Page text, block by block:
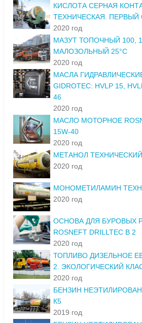
КИСЛОТА СЕРНАЯ
ТЕХНИЧЕСКАЯ. ПЕРВЫЙ
2020 год
МАЗУТ ТОПОЧНЫЙ 100,
МАЛОЗОЛЬНЫЙ 25°С
2020 год
МАСЛА
GIDROTEC: HVLP 15,
46
2020 год
МАСЛО МОТОРНОЕ
15W-40
2020 год
МЕТАНОЛ
2020 год
МОНОМЕТИЛАМИН
2020 год
ОСНОВА ДЛЯ БУРОВЫХ
ROSNEFT DRILLTEC B 2
2020 год
ТОПЛИВО ДИЗЕЛЬНОЕ
2. ЭКОЛОГИЧЕСКИЙ
2020 год
БЕНЗИН
К5
2019 год